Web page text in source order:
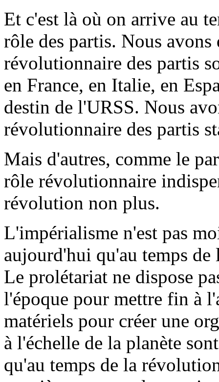
Et c'est là où on arrive au
rôle des partis. Nous
révolutionnaire des partis
en France, en Italie, en
destin de l'URSS. Nous
révolutionnaire des partis
Mais d'autres, comme le
rôle révolutionnaire
révolution non plus.
L'impérialisme n'est pas
aujourd'hui qu'au temps
Le prolétariat ne dispose
l'époque pour mettre fin à
matériels pour créer une
à l'échelle de la planète
qu'au temps de la